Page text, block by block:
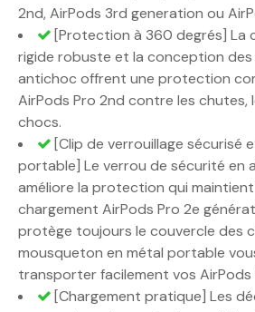
2nd, AirPods 3rd generation ou
[Protection à 360 degrés] La
rigide robuste et la conception
antichoc offrent une protection
AirPods Pro 2nd contre les chutes,
chocs.
[Clip de verrouillage sécurisé
portable] Le verrou de sécurité en
améliore la protection qui maintient
chargement AirPods Pro 2e
protège toujours le couvercle des
mousqueton en métal portable
transporter facilement vos AirPods
[Chargement pratique] Les